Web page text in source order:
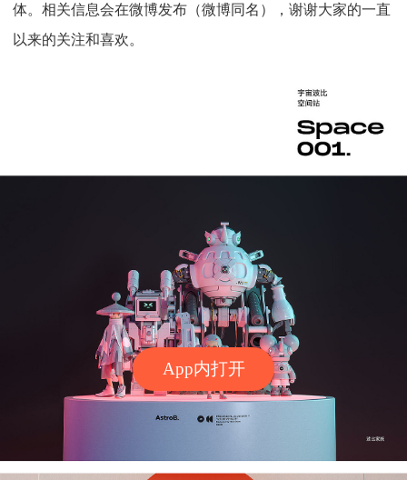
App内打开
体。相关信息会在微博发布（微博同名），谢谢大家的一直
以来的关注和喜欢。